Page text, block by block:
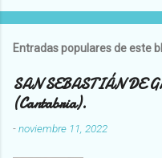
o
n
t
a
Entradas populares de este
SAN SEBASTIÁN DE
(Cantabria).
-noviembre 11, 2022